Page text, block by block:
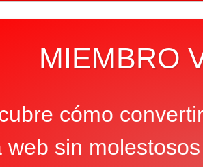
MIEMBRO
cómo
web sin